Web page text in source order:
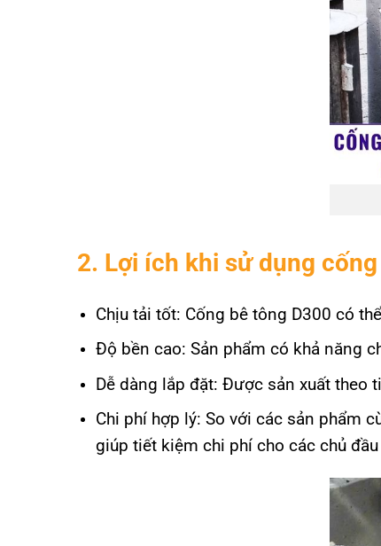
2. Lợi ích khi sử dụng
Chịu tải tốt: Cống bê tông D300 có
Độ bền cao: Sản phẩm có khả năng
Dễ dàng lắp đặt: Được sản xuất theo
Chi phí hợp lý: So với các sản phẩm
giúp tiết kiệm chi phí cho các chủ